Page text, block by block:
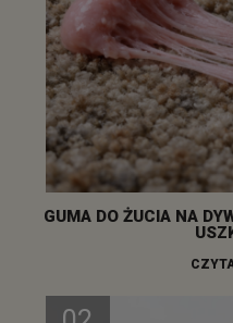
GUMA DO ŻUCIA NA